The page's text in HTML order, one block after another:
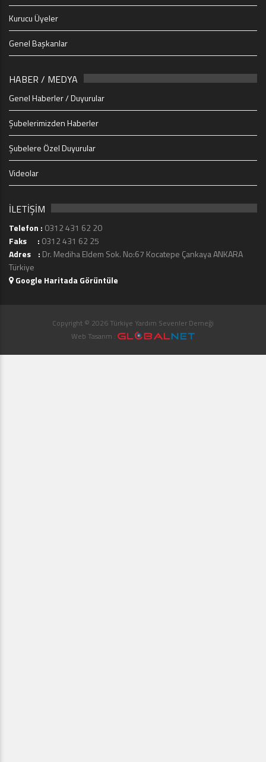
Kurucu Üyeler
Genel Başkanlar
HABER / MEDYA
Genel Haberler / Duyurular
Şubelerimizden Haberler
Şubelere Özel Duyurular
Videolar
İLETİŞİM
Telefon : 0312 431 62 20
Faks : 0312 431 62 25
Adres : Dr. Mediha Eldem Sok. No:67 Kocatepe Çankaya ANKARA
Türkiye
Google Haritada Görüntüle
Copyright © 2026 Türkiye Yardım Sevenler Derneği
Web Tasarım :